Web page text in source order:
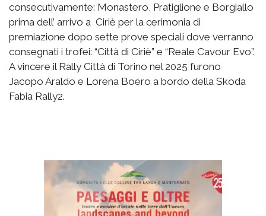
consecutivamente: Monastero, Pratiglione e Borgiallo
prima dell’ arrivo a Ciriè per la cerimonia di
premiazione dopo sette prove speciali dove verranno
consegnati i trofei: “Città di Ciriè” e “Reale Cavour Evo”.
A vincere il Rally Città di Torino nel 2025 furono
Jacopo Araldo e Lorena Boero a bordo della Skoda
Fabia Rally2.